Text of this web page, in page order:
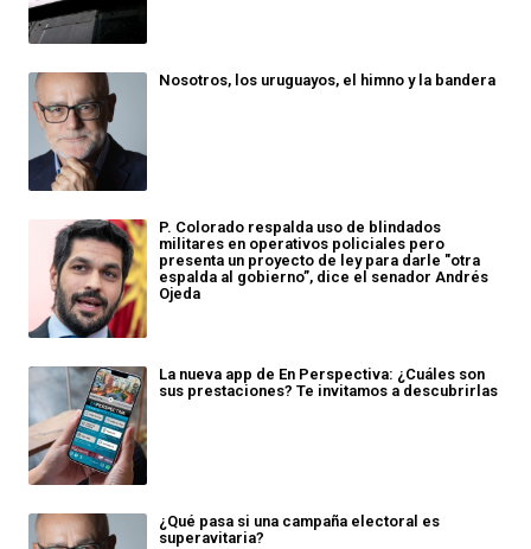
Nosotros, los uruguayos, el himno y la bandera
P. Colorado respalda uso de blindados
militares en operativos policiales pero
presenta un proyecto de ley para darle "otra
espalda al gobierno”, dice el senador Andrés
Ojeda
La nueva app de En Perspectiva: ¿Cuáles son
sus prestaciones? Te invitamos a descubrirlas
¿Qué pasa si una campaña electoral es
superavitaria?